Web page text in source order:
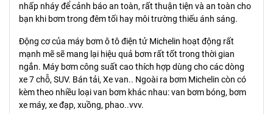
nhấp nháy để cảnh báo an toàn, rất thuận tiện và an toàn cho
bạn khi bơm trong đêm tối hay môi trường thiếu ánh sáng.
Động cơ của máy bơm ô tô điện tử Michelin hoạt động rất
mạnh mẽ sẽ mang lại hiệu quả bơm rất tốt trong thời gian
ngắn. Máy bơm công suất cao thích hợp dùng cho các dòng
xe 7 chỗ, SUV. Bán tải, Xe van.. Ngoài ra bơm Michelin còn có
kèm theo nhiều loại van bơm khác nhau: van bơm bóng, bơm
xe máy, xe đạp, xuồng, phao..vvv.